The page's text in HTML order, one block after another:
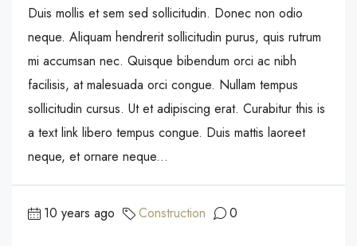
Duis mollis et sem sed sollicitudin. Donec non odio
neque. Aliquam hendrerit sollicitudin purus, quis rutrum
mi accumsan nec. Quisque bibendum orci ac nibh
facilisis, at malesuada orci congue. Nullam tempus
sollicitudin cursus. Ut et adipiscing erat. Curabitur this is
a text link libero tempus congue. Duis mattis laoreet
neque, et ornare neque...
10 years ago Construction 0